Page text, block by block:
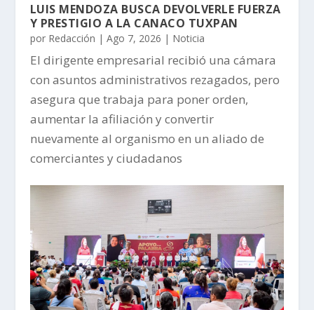
LUIS MENDOZA BUSCA DEVOLVERLE FUERZA
Y PRESTIGIO A LA CANACO TUXPAN
por Redacción | Ago 7, 2026 | Noticia
El dirigente empresarial recibió una cámara
con asuntos administrativos rezagados, pero
asegura que trabaja para poner orden,
aumentar la afiliación y convertir
nuevamente al organismo en un aliado de
comerciantes y ciudadanos